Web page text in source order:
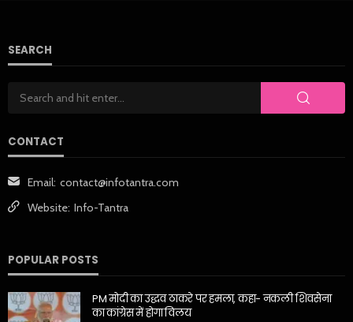
SEARCH
CONTACT
Email: contact@infotantra.com
Website: Info-Tantra
POPULAR POSTS
PM मोदी का उद्धव ठाकरे पर हमला, कहा- नकली शिवसेना
का कांग्रेस में होगा विलय